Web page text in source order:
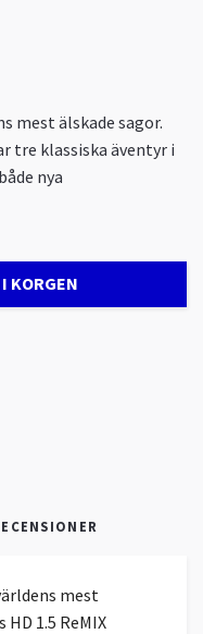
mest älskade sagor.
tre klassiska äventyr i
nya
KORGEN
mest
1.5 ReMIX